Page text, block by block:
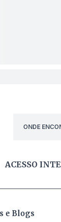
ONDE
ACESSO
e Blogs